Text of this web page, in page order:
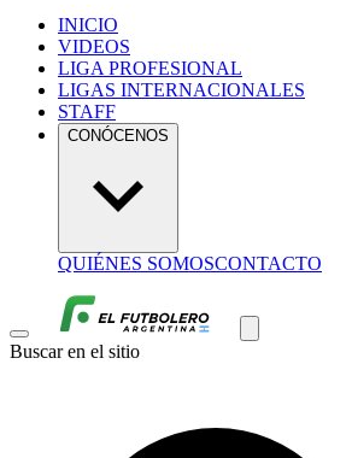
INICIO
VIDEOS
LIGA PROFESIONAL
LIGAS INTERNACIONALES
STAFF
CONÓCENOS
QUIÉNES SOMOSCONTACTO
Buscar en el sitio